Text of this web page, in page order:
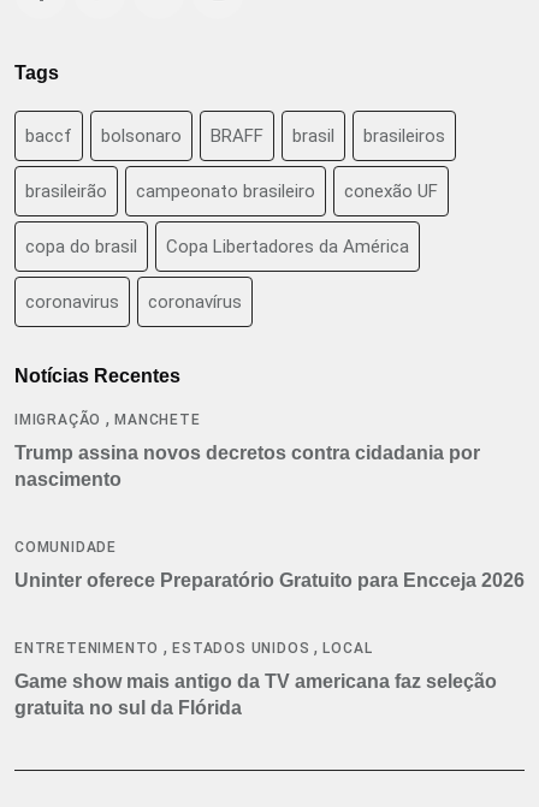
Tags
baccf bolsonaro BRAFF brasil brasileiros
brasileirão campeonato brasileiro conexão UF
copa do brasil Copa Libertadores da América
coronavirus coronavírus
Notícias Recentes
IMIGRAÇÃO ,MANCHETE
Trump assina novos decretos contra cidadania por
nascimento
COMUNIDADE
Uninter oferece Preparatório Gratuito para Encceja 2026
ENTRETENIMENTO ,ESTADOS UNIDOS ,LOCAL
Game show mais antigo da TV americana faz seleção
gratuita no sul da Flórida